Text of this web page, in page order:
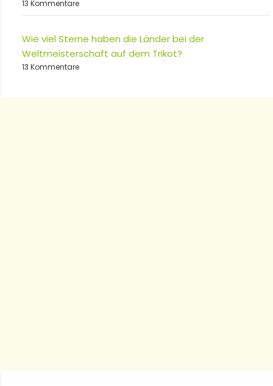
13 Kommentare
Wie viel Sterne haben die Länder bei der
Weltmeisterschaft auf dem Trikot?
13 Kommentare